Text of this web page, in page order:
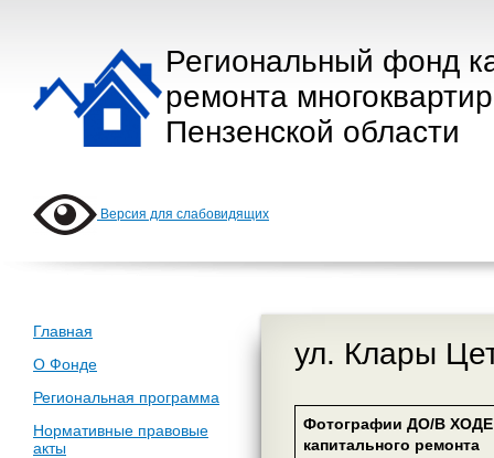
Региональный фонд
ремонта
Пензенской области
Версия для слабовидящих
Главная
О Фонде
Региональная программа
Нормативные правовые
акты
ул. Клары
Фотографии ДО/В ХОДЕ
капитального ремонта